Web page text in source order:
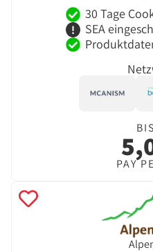
30 Tage
SEA
PAY